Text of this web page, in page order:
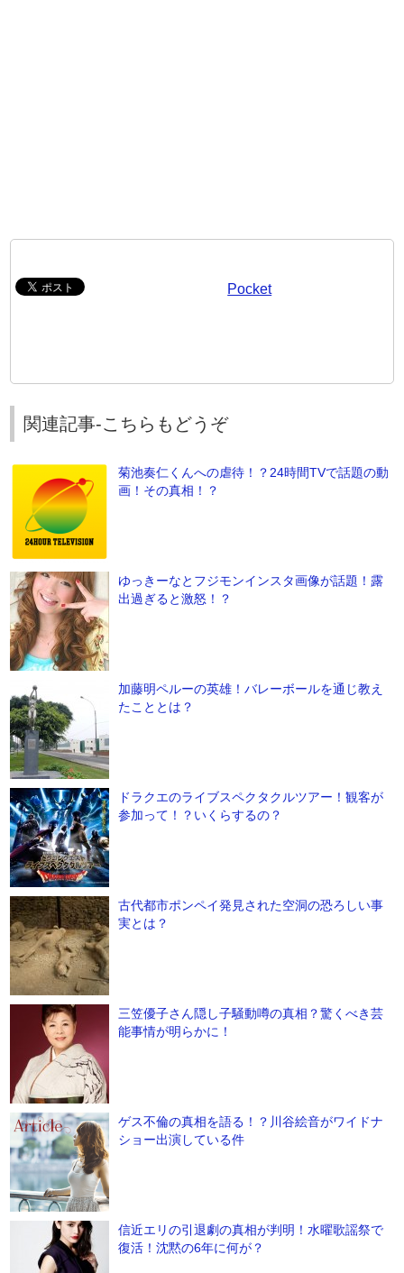
Pocket
関連記事-こちらもどうぞ
菊池奏仁くんへの虐待！？24時間TVで話題の動
画！その真相！？
ゆっきーなとフジモンインスタ画像が話題！露
出過ぎると激怒！？
加藤明ペルーの英雄！バレーボールを通じ教え
たこととは？
ドラクエのライブスペクタクルツアー！観客が
参加って！？いくらするの？
古代都市ポンペイ発見された空洞の恐ろしい事
実とは？
三笠優子さん隠し子騒動噂の真相？驚くべき芸
能事情が明らかに！
ゲス不倫の真相を語る！？川谷絵音がワイドナ
ショー出演している件
信近エリの引退劇の真相が判明！水曜歌謡祭で
復活！沈黙の6年に何が？